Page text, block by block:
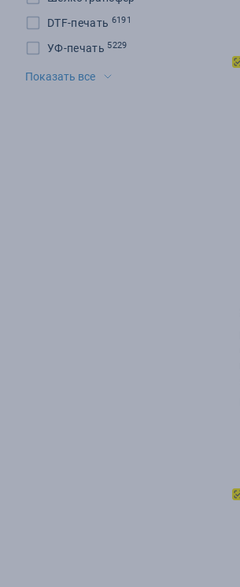
DTF-печать 6191
УФ-печать 5229
Шеврон
Показать все